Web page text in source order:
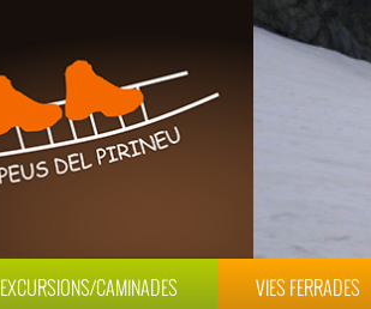
EXCURSIONS/CAMINADES VIES FERRADES